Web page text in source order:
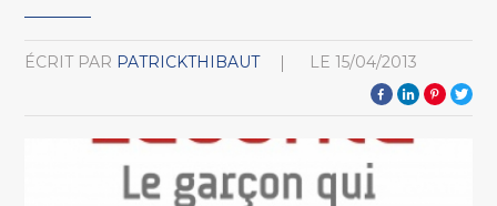
ÉCRIT PAR PATRICKTHIBAUT LE 15/04/2013